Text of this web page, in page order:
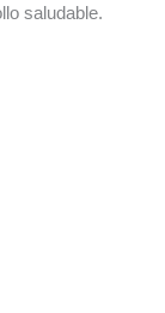
saludable.